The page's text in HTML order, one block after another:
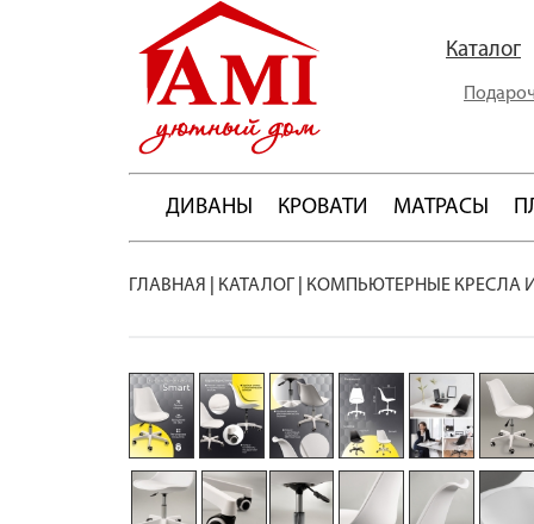
Каталог
ДИВАНЫ КРОВАТИ МАТРАСЫ
ГЛАВНАЯ КАТАЛОГ КОМПЬЮТЕРНЫЕ КРЕСЛА